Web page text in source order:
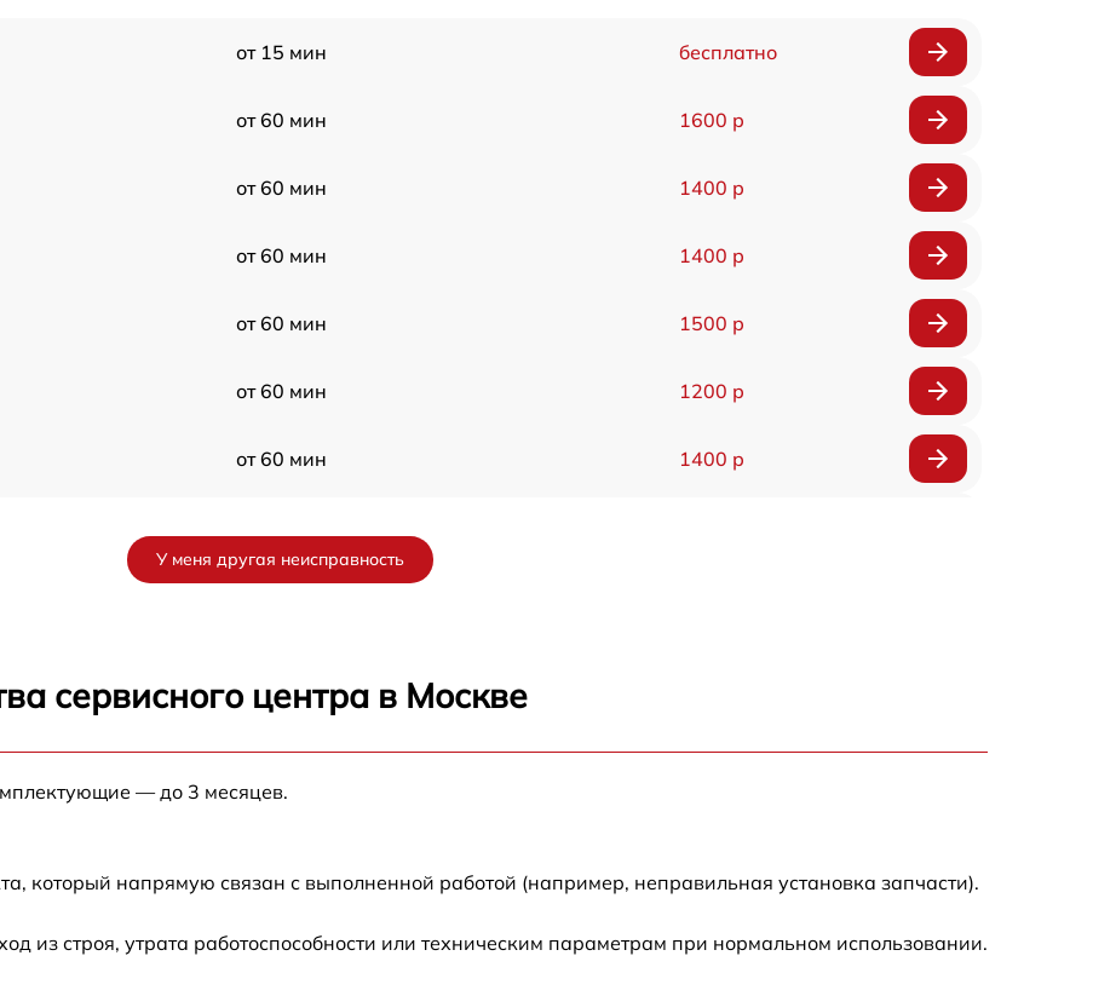
от 15 мин бесплатно
от 60 мин 1600 р
от 60 мин 1400 р
от 60 мин 1400 р
от 60 мин 1500 р
от 60 мин 1200 р
от 60 мин 1400 р
от 60 мин
от 60 мин 1300 р
У меня другая неисправность
сервисного центра в Москве
— до 3 месяцев.
который напрямую связан с выполненной работой (например, неправильная установка запчасти).
строя, утрата работоспособности или техническим параметрам при нормальном использовании.